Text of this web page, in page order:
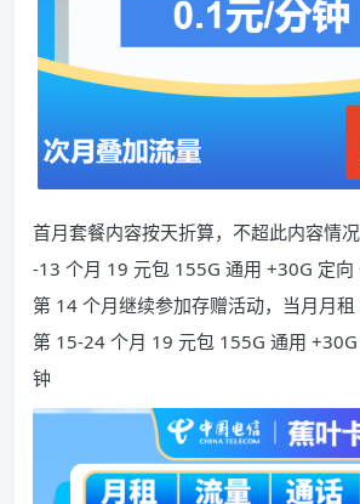
首月套餐内容按天折算，不超此内容情
-13 个月 19 元包 155G 通用 +30G 定
第 14 个月继续参加存赠活动，当月月
第 15-24 个月 19 元包 155G 通用
钟